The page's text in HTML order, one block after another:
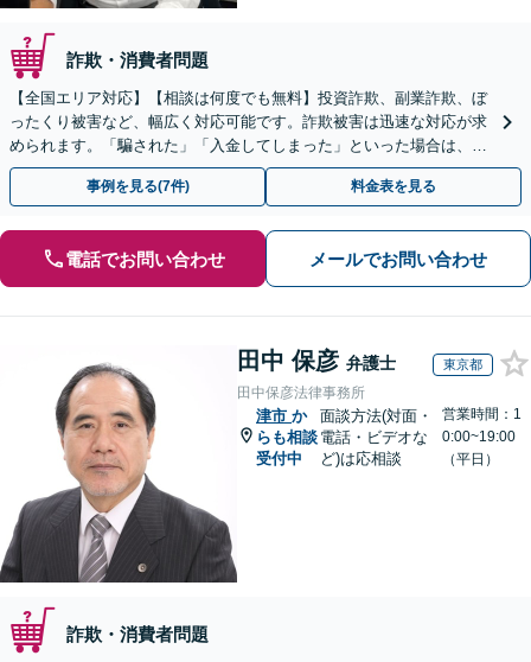
詐欺・消費者問題
【全国エリア対応】【相談は何度でも無料】投資詐欺、副業詐欺、ぼ
ったくり被害など、幅広く対応可能です。詐欺被害は迅速な対応が求
められます。「騙された」「入金してしまった」といった場合は、お
早めにご相談ください。【電話・メール・WEB相談可】
事例を見る(7件) 料金表を見る
電話でお問い合わせ メールでお問い合わせ
田中 保彦 弁護士 東京都
田中保彦法律事務所
津市 か
らも相談
受付中
面談方法(対面・
電話・ビデオな
ど)は応相談
営業時間：1
0:00~19:00
（平日）
詐欺・消費者問題